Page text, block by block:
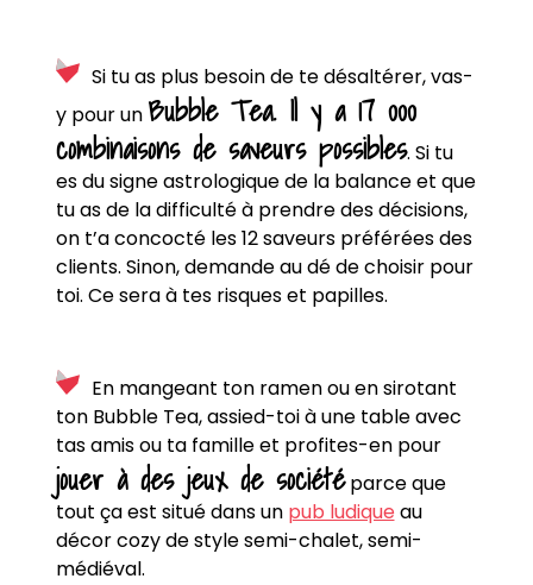
Si tu as plus besoin de te désaltérer, vas-
y pour un Bubble Tea. Il y a 17 000
combinaisons de saveurs possibles. Si tu
es du signe astrologique de la balance et que
tu as de la difficulté à prendre des décisions,
on t’a concocté les 12 saveurs préférées des
clients. Sinon, demande au dé de choisir pour
toi. Ce sera à tes risques et papilles.
En mangeant ton ramen ou en sirotant
ton Bubble Tea, assied-toi à une table avec
tas amis ou ta famille et profites-en pour
jouer à des jeux de sociétéparce que
tout ça est situé dans un pub ludique au
décor cozy de style semi-chalet, semi-
médiéval.